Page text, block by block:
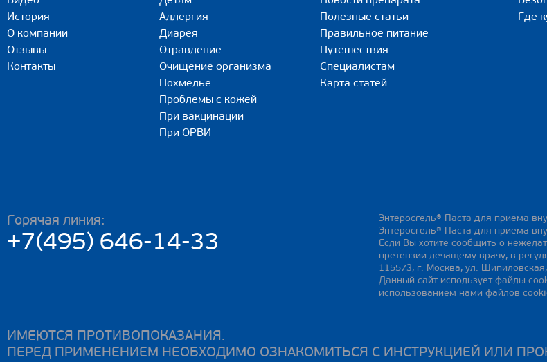
История
О компании
Отзывы
Контакты
Аллергия
Диарея
Отравление
Очищение организма
Похмелье
Проблемы с кожей
При вакцинации
При ОРВИ
Полезные статьи
Правильное питание
Путешествия
Специалистам
Карта статей
Где
Горячая линия:
+7(495) 646-14-33
Энтеросгель® Паста для приема
Энтеросгель® Паста для приема
Если Вы хотите сообщить о
претензии лечащему врачу, в
115573, г. Москва, ул.
Данный сайт использует файлы
использованием нами файлов
ИМЕЮТСЯ ПРОТИВОПОКАЗАНИЯ.
ПЕРЕД ПРИМЕНЕНИЕМ НЕОБХОДИМО ОЗНАКОМИТЬСЯ С ИНСТРУКЦИЕЙ ИЛИ